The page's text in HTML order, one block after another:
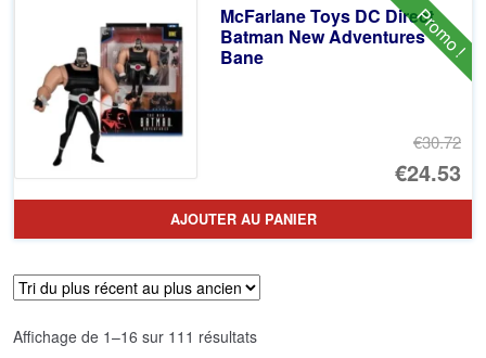
Promo !
McFarlane Toys DC Direct
Batman New Adventures
Bane
€30.72
Le
€24.53
Le
AJOUTER AU PANIER
Affichage de 1–16 sur 111 résultatsTrié